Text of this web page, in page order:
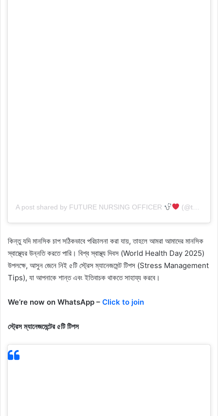
A post shared by FUTURE NURSING OFFICER (@target__nursing)
কিন্তু যদি মানসিক চাপ সঠিকভাবে পরিচালনা করা যায়, তাহলে আমরা আমাদের মানসিক
স্বাস্থ্যের উন্নতি করতে পারি। বিশ্ব স্বাস্থ্য দিবস (World Health Day 2025)
উপলক্ষে, আসুন জেনে নিই ৫টি স্ট্রেস ম্যানেজমেন্ট টিপস (Stress Management
Tips), যা আপনাকে শান্ত এবং ইতিবাচক থাকতে সাহায্য করবে।
We’re now on WhatsApp – Click to join
স্ট্রেস ম্যানেজমেন্টের ৫টি টিপস